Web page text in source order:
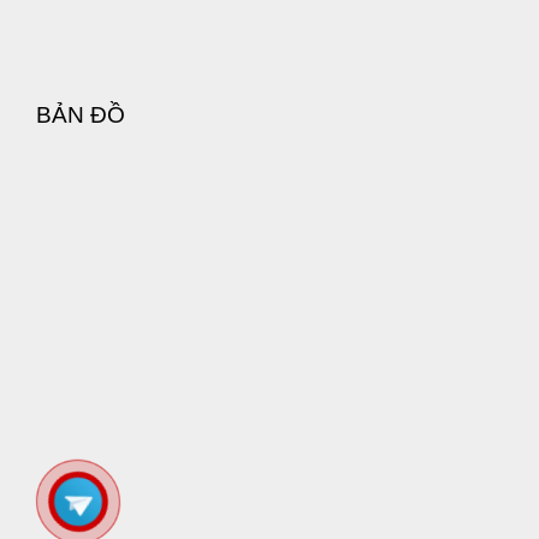
Tùy vào cấp độ trải nghiệm để lựa chọn giữa thanh
khiến người xài rất dễ bị kích thích đến mức xuất
tinh khi dùng.
BẢN ĐỒ